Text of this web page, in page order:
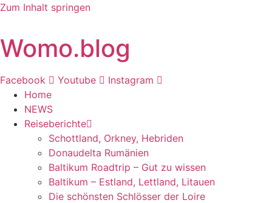
Zum Inhalt springen
Womo.blog
Facebook Youtube
Instagram
Home
NEWS
Reiseberichte
Schottland, Orkney, Hebriden
Donaudelta Rumänien
Baltikum Roadtrip – Gut zu wissen
Baltikum – Estland, Lettland, Litauen
Die schönsten Schlösser der Loire